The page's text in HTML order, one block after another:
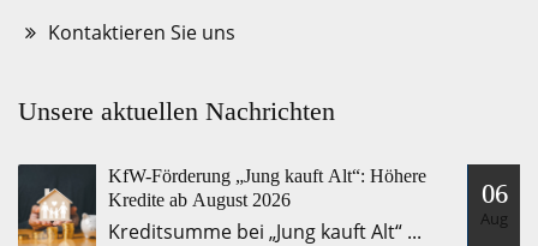
Kontaktieren Sie uns
Unsere aktuellen Nachrichten
06
Aug
KfW-Förderung „Jung kauft Alt“: Höhere
Kredite ab August 2026
Kreditsumme bei „Jung kauft Alt“ steigt deutlich auf 140.000 Euro